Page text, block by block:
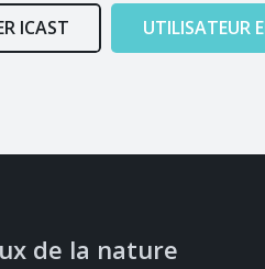
ICAST UTILISATEUR
de la nature